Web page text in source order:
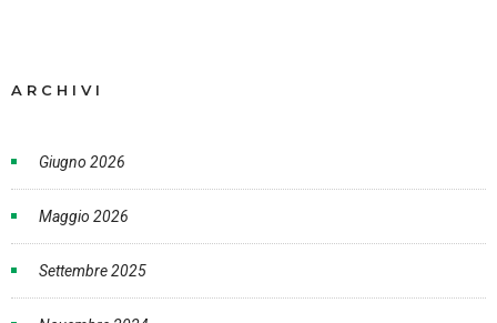
ARCHIVI
Giugno 2026
Maggio 2026
Settembre 2025